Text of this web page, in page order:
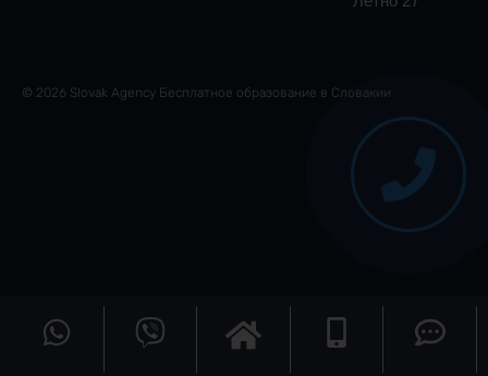
© 2026 Slovak Agency Бесплатное образование в Словакии